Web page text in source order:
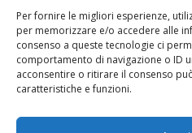
Per fornire le migliori esperienze,
per memorizzare e/o accedere alle
consenso a queste tecnologie ci
comportamento di navigazione o ID
acconsentire o ritirare il consenso
caratteristiche e funzioni.
(All. 3)Informativa
(all. 4ter) Informativa
Comportamento
Estremi Fatturazione